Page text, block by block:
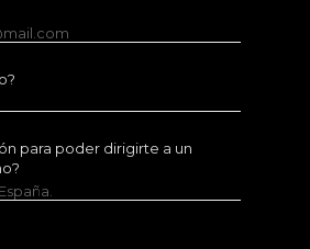
para poder dirigirte a un